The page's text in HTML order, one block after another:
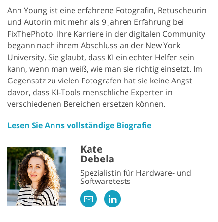
Ann Young ist eine erfahrene Fotografin, Retuscheurin
und Autorin mit mehr als 9 Jahren Erfahrung bei
FixThePhoto. Ihre Karriere in der digitalen Community
begann nach ihrem Abschluss an der New York
University. Sie glaubt, dass KI ein echter Helfer sein
kann, wenn man weiß, wie man sie richtig einsetzt. Im
Gegensatz zu vielen Fotografen hat sie keine Angst
davor, dass KI-Tools menschliche Experten in
verschiedenen Bereichen ersetzen können.
Lesen Sie Anns vollständige Biografie
Kate
Debela
Spezialistin für Hardware- und
Softwaretests